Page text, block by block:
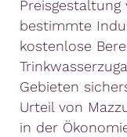
bestimmte
kostenlose
Gebieten
Urteil von
in der